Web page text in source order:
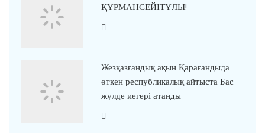
ҚҰРМАНСЕЙІТҰЛЫ!
Жезқазғандық ақын Қарағандыда
өткен республикалық айтыста Бас
жүлде иегері атанды